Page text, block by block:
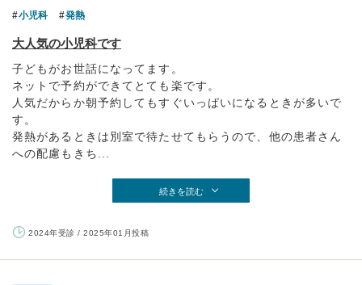
小児科 発熱
大人気の小児科です
子どもがお世話になってます。
ネットで予約ができてとても楽です。
人気だからか朝予約してもすぐいっぱいになるときが多いで
す。
発熱があるときは別室で待たせてもらうので、他の患者さん
への配慮もきち...
続きを読む
2024年受診 / 2025年01月投稿